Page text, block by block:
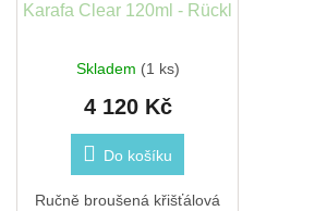
Karafa Clear 120ml - Rückl
Skladem (1 ks)
4 120 Kč
Do košíku
Ručně broušená křišťálová